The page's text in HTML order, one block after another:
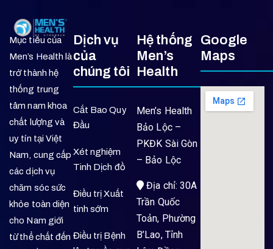
Mục tiêu của
Men’s Health là
trở thành hệ
thống trung
tâm nam khoa
chất lượng và
uy tín tại Việt
Nam, cung cấp
các dịch vụ
chăm sóc sức
khỏe toàn diện
cho Nam giới
từ thể chất đến
Dịch vụ
của
chúng tôi
Cắt Bao Quy
Đầu
Xét nghiệm
Tinh Dịch đồ
Điều trị Xuất
tinh sớm
Điều trị Bệnh
Hệ thống
Men’s
Health
Men’s Health
Bảo Lộc –
PKĐK Sài Gòn
– Bảo Lộc
Địa chỉ: 30A
Trần Quốc
Toản, Phường
B’Lao, Tỉnh
Google
Maps